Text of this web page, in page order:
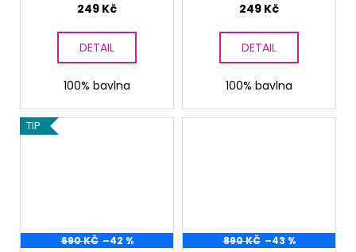
249 Kč
DETAIL
100% bavlna
249 Kč
DETAIL
100% bavlna
TIP
690 KČ –42 % 890 KČ –43 %